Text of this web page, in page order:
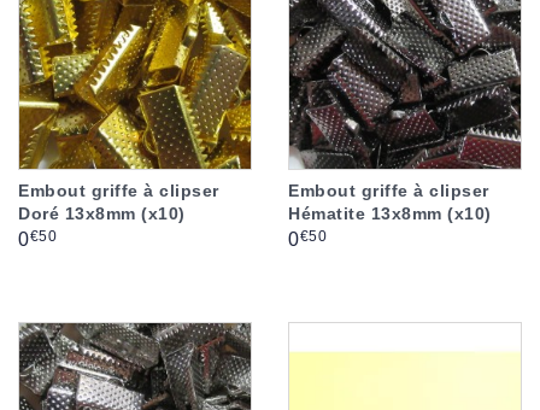
Embout griffe à clipser
Doré 13x8mm (x10)
Prix
0€50
Embout griffe à clipser
Hématite 13x8mm (x10)
Prix
0€50